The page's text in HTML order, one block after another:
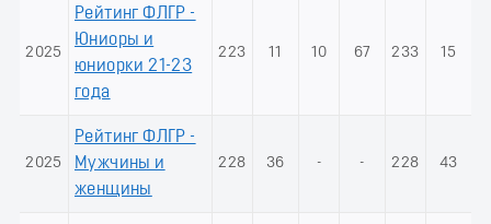
2025
Рейтинг ФЛГР -
Юниоры и
юниорки 21-23
года
223 11 10 67 233 15
2025
Рейтинг ФЛГР -
Мужчины и
женщины
228 36 - - 228 43